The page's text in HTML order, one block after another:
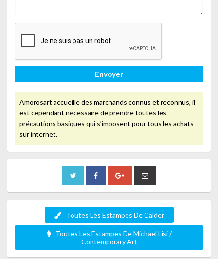
Envoyer
Amorosart accueille des marchands connus et reconnus, il
est cependant nécessaire de prendre toutes les
précautions basiques qui s’imposent pour tous les achats
sur internet.
Toutes Les Estampes De Calder
Toutes Les Estampes De Michael Lisi /
Contemporary Art